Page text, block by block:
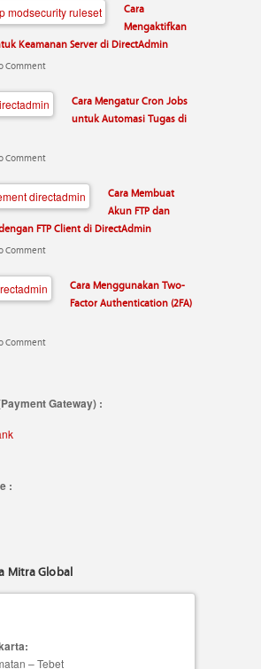
Cara
Mengaktifkan
Keamanan Server di DirectAdmin
Comment
Cara Mengatur Cron Jobs
untuk Automasi Tugas di
Comment
Cara Membuat
Akun FTP dan
FTP Client di DirectAdmin
Comment
Cara Menggunakan Two-
Factor Authentication (2FA)
Comment
Gateway) :
:
Mitra Global
– Tebet